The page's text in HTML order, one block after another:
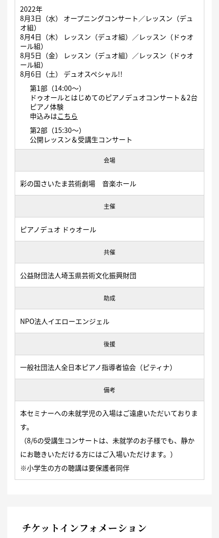
2022年
8月3日（水） オープニングコンサート／レッスン（デュ
オ組）
8月4日（木） レッスン（デュオ組）／レッスン（ドゥオ
ール組）
8月5日（金） レッスン（デュオ組）／レッスン（ドゥオ
ール組）
8月6日（土） デュオスペシャル!!
第1部（14:00～）
ドゥオールとはじめてのピアノデュオコンサート＆2台
ピアノ体験
申込みはこちら
第2部（15:30～）
公開レッスン＆受講生コンサート
会場
彩の国さいたま芸術劇場 音楽ホール
主催
ピアノデュオ ドゥオール
共催
公益財団法人埼玉県芸術文化振興財団
助成
NPO法人イエローエンジェル
後援
一般社団法人全日本ピアノ指導者協会（ピティナ）
備考
本セミナーへの未就学児の入場はご遠慮いただいておりま
す。
（8/6の受講生コンサートは、未就学のお子様でも、静か
にお聴きいただける方にはご入場いただけます。）
※小学生の方の聴講は要保護者同伴
チケットインフォメーション